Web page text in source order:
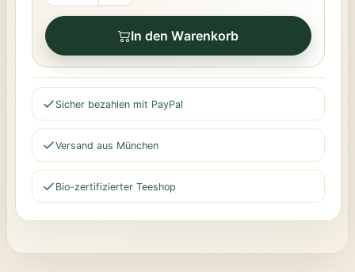
In den Warenkorb
Sicher bezahlen mit PayPal
Versand aus München
Bio-zertifizierter Teeshop